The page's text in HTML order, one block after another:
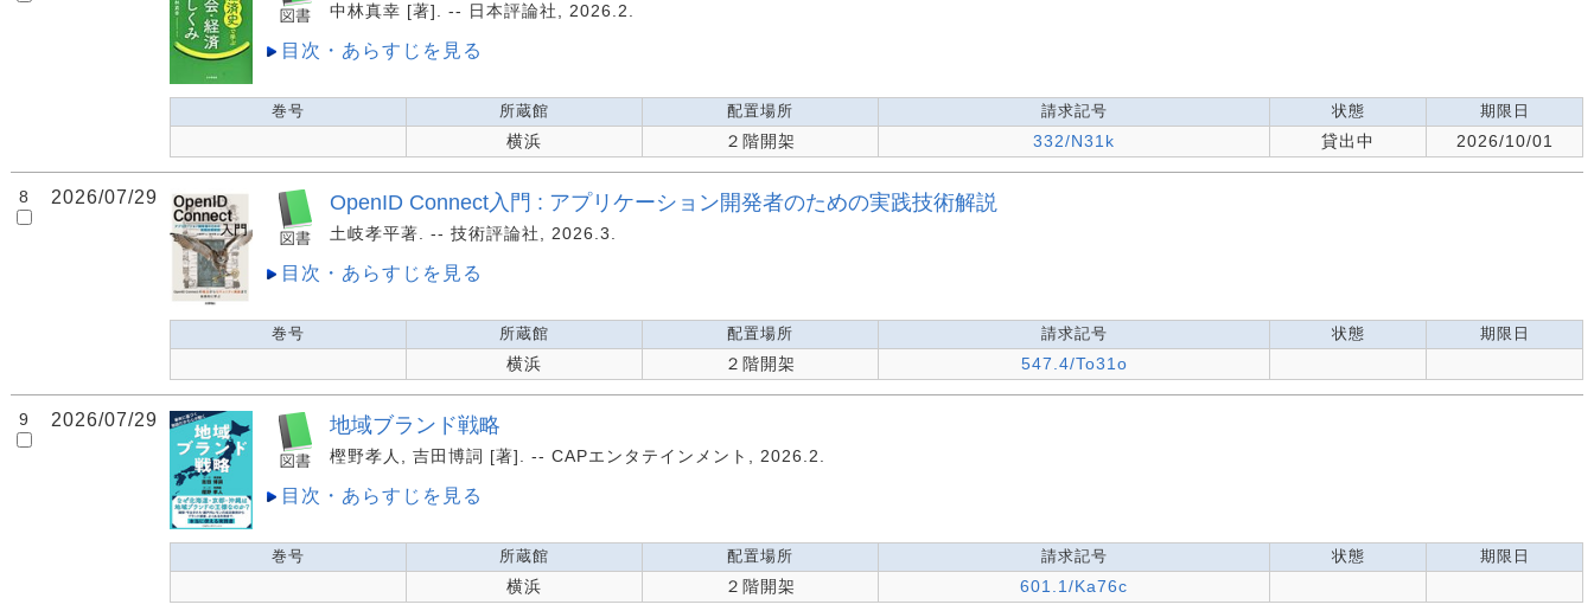
中林真幸 [著]. -- 日本評論社, 2026.2.
目次・あらすじを見る
巻号 所蔵館 配置場所 請求記号 状態 期限日
横浜 ２階開架 332/N31k 貸出中 2026/10/01
8 2026/07/29 OpenID Connect入門 : アプリケーション開発者のための実践技術解説
土岐孝平著. -- 技術評論社, 2026.3.
目次・あらすじを見る
巻号 所蔵館 配置場所 請求記号 状態 期限日
横浜 ２階開架 547.4/To31o
9 2026/07/29 地域ブランド戦略
樫野孝人, 吉田博詞 [著]. -- CAPエンタテインメント, 2026.2.
目次・あらすじを見る
巻号 所蔵館 配置場所 請求記号 状態 期限日
横浜 ２階開架 601.1/Ka76c